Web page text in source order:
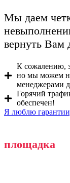
Мы даем
вернуть Вам
К сожалению,
но мы можем
менеджерами
Горячий
обеспечен!
Я люблю
площадка